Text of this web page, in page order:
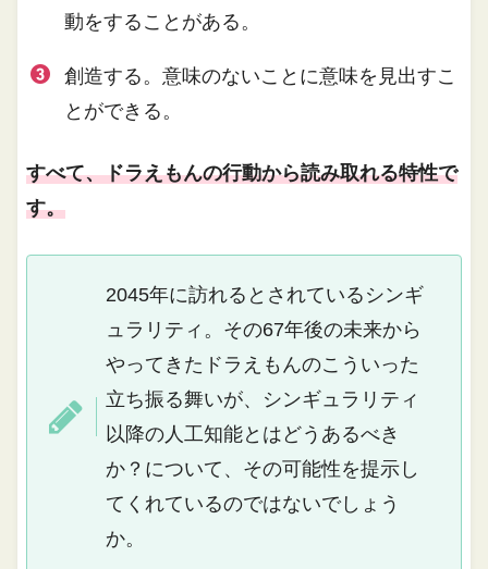
動をすることがある。
創造する。意味のないことに意味を見出すこ
とができる。
すべて、ドラえもんの行動から読み取れる特性で
す。
2045年に訪れるとされているシンギ
ュラリティ。その67年後の未来から
やってきたドラえもんのこういった
立ち振る舞いが、シンギュラリティ
以降の人工知能とはどうあるべき
か？について、その可能性を提示し
てくれているのではないでしょう
か。